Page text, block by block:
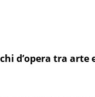
d’opera tra arte